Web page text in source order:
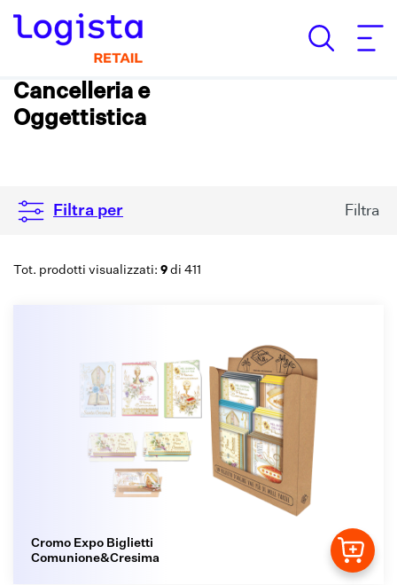
Cancelleria e
Oggettistica
Filtra per Filtra
Tot. prodotti visualizzati: 9 di 411
Cromo Expo Biglietti
Comunione&Cresima